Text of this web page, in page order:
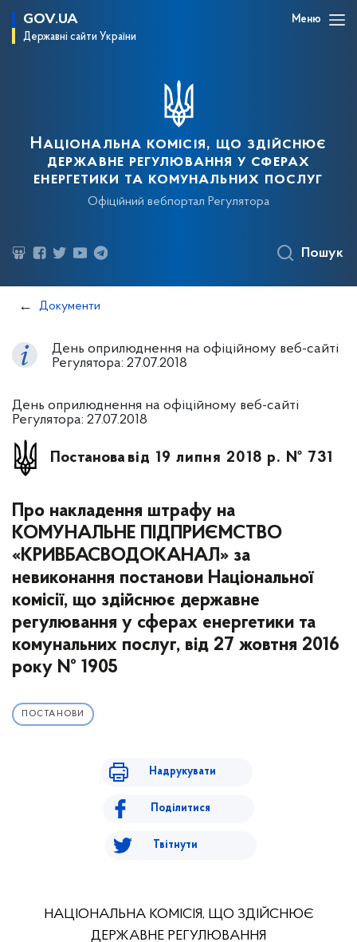
GOV.UA
Державні сайти України
Меню
Національна комісія, що здійснює
державне регулювання у сферах
енергетики та комунальних послуг
Офіційний вебпортал Регулятора
Пошук
Документи
День оприлюднення на офіційному веб-сайті
Регулятора: 27.07.2018
День оприлюднення на офіційному веб-сайті
Регулятора: 27.07.2018
Постанова від 19 липня 2018 р. № 731
Про накладення штрафу на
КОМУНАЛЬНЕ ПІДПРИЄМСТВО
«КРИВБАСВОДОКАНАЛ» за
невиконання постанови Національної
комісії, що здійснює державне
регулювання у сферах енергетики та
комунальних послуг, від 27 жовтня 2016
року № 1905
ПОСТАНОВИ
Надрукувати
Поділитися
Твітнути
НАЦІОНАЛЬНА КОМІСІЯ, ЩО ЗДІЙСНЮЄ
ДЕРЖАВНЕ РЕГУЛЮВАННЯ